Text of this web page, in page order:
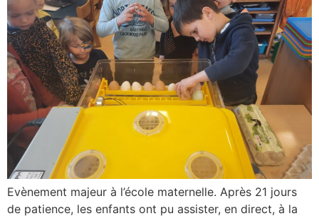
Evènement majeur à l’école maternelle. Après 21 jours
de patience, les enfants ont pu assister, en direct, à la